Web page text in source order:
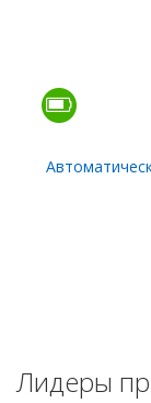
Лидеры